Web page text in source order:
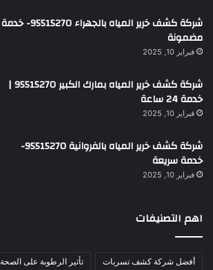
شركة كشف خرير المياه بالجهراء 95515270- خدمة
مضمونة
فبراير 10, 2025
شركة كشف خرير المياه بمارك الكبير 95515270 |
خدمة 24 ساعة
فبراير 10, 2025
شركة كشف خرير المياه بالفروانية 95515270-
خدمة سريعة
فبراير 10, 2025
اهم التصنيفات
أفضل شركة كشف تسربات تأثير الرطوبة على الصحة